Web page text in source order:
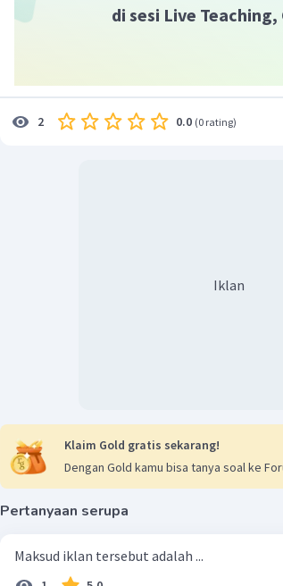
di sesi Live Teaching,
2 0.0 (0 rating)
Iklan
Klaim Gold gratis sekarang!
Dengan Gold kamu bisa tanya soal ke
Pertanyaan serupa
Maksud iklan tersebut adalah ...